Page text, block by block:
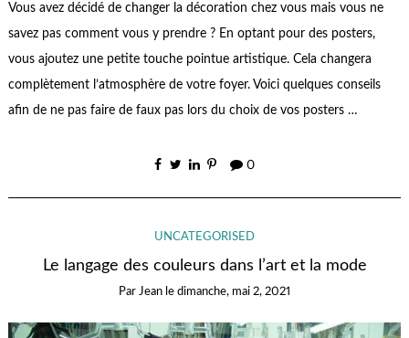
Vous avez décidé de changer la décoration chez vous mais vous ne
savez pas comment vous y prendre ? En optant pour des posters,
vous ajoutez une petite touche pointue artistique. Cela changera
complètement l’atmosphère de votre foyer. Voici quelques conseils
afin de ne pas faire de faux pas lors du choix de vos posters …
0
UNCATEGORISED
Le langage des couleurs dans l’art et la mode
Par Jean le dimanche, mai 2, 2021